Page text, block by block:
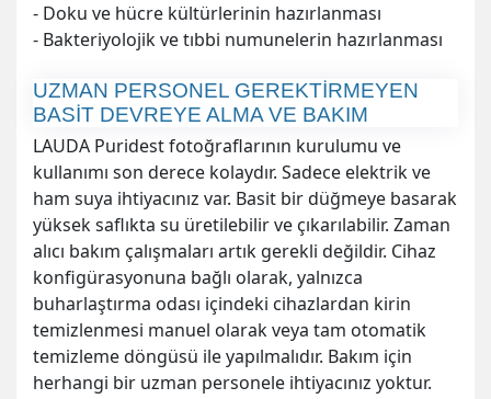
- Doku ve hücre kültürlerinin hazırlanması
- Bakteriyolojik ve tıbbi numunelerin hazırlanması
UZMAN PERSONEL GEREKTİRMEYEN
BASİT DEVREYE ALMA VE BAKIM
LAUDA Puridest fotoğraflarının kurulumu ve
kullanımı son derece kolaydır. Sadece elektrik ve
ham suya ihtiyacınız var. Basit bir düğmeye basarak
yüksek saflıkta su üretilebilir ve çıkarılabilir. Zaman
alıcı bakım çalışmaları artık gerekli değildir. Cihaz
konfigürasyonuna bağlı olarak, yalnızca
buharlaştırma odası içindeki cihazlardan kirin
temizlenmesi manuel olarak veya tam otomatik
temizleme döngüsü ile yapılmalıdır. Bakım için
herhangi bir uzman personele ihtiyacınız yoktur.